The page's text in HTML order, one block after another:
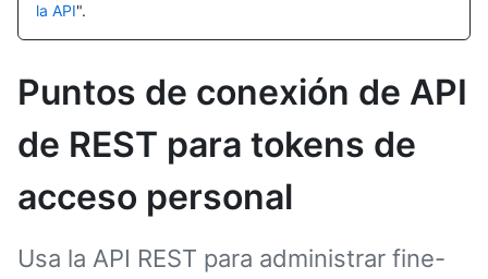
la API".
Puntos de conexión de API
de REST para tokens de
acceso personal
Usa la API REST para administrar fine-